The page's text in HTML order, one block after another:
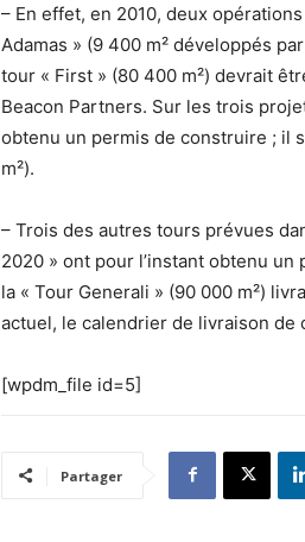
– En effet, en 2010, deux
Adamas » (9 400 m² développés
tour « First » (80 400 m²) devrait
Beacon Partners. Sur les trois
obtenu un permis de construire ; il
m²).
– Trois des autres tours prévues
2020 » ont pour l’instant obtenu un
la « Tour Generali » (90 000 m²)
actuel, le calendrier de livraison de
[wpdm_file id=5]
Partager